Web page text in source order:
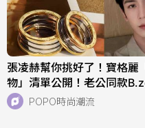
張凌赫幫你挑好了！寶格麗
物」清單公開！老公同款
核桃們必收！
POPO時尚潮流